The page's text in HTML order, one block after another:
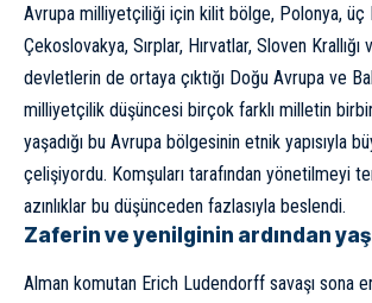
Avrupa milliyetçiliği için kilit bölge, Polonya, üç
Çekoslovakya, Sırplar, Hırvatlar, Sloven Krallığı
devletlerin de ortaya çıktığı Doğu Avrupa ve
milliyetçilik düşüncesi birçok farklı milletin
yaşadığı bu Avrupa bölgesinin etnik yapısıyla
çelişiyordu. Komşuları tarafından yönetilmeyi
azınlıklar bu düşünceden fazlasıyla beslendi.
Zaferin ve yenilginin ardından
Alman komutan Erich Ludendorff savaşı sona